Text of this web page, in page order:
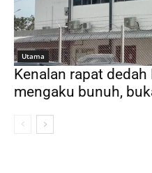
Utama
Kenalan rapat
mengaku bunuh,